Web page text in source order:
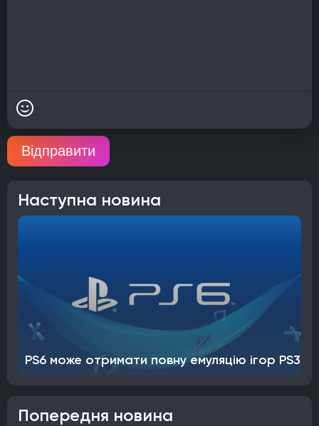
Відправити
Наступна новина
PS6 може отримати повну емуляцію ігор PS3
Попередня новина